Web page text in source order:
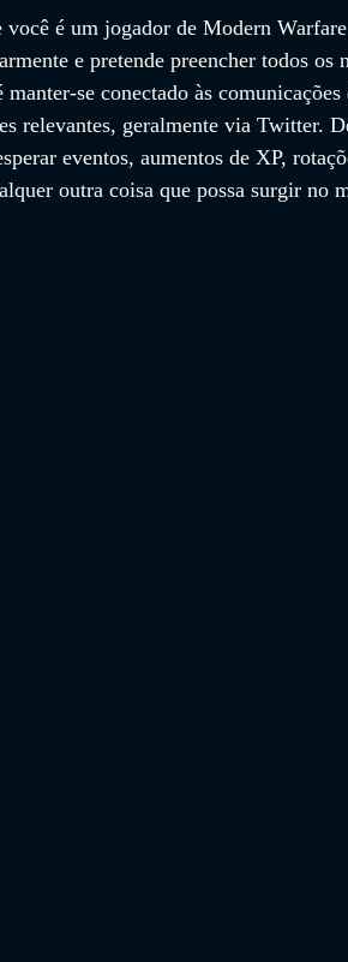
você é um jogador de Modern
e pretende preencher todos os
manter-se conectado às
relevantes, geralmente via Twitter.
eventos, aumentos de XP,
outra coisa que possa surgir no